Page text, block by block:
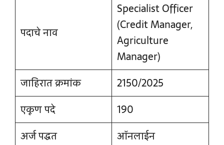
पदाचे नाव
Specialist Officer
(Credit Manager,
Agriculture
Manager)
जाहिरात क्रमांक
2150/2025
एकूण पदे
190
अर्ज पद्धत
ऑनलाईन